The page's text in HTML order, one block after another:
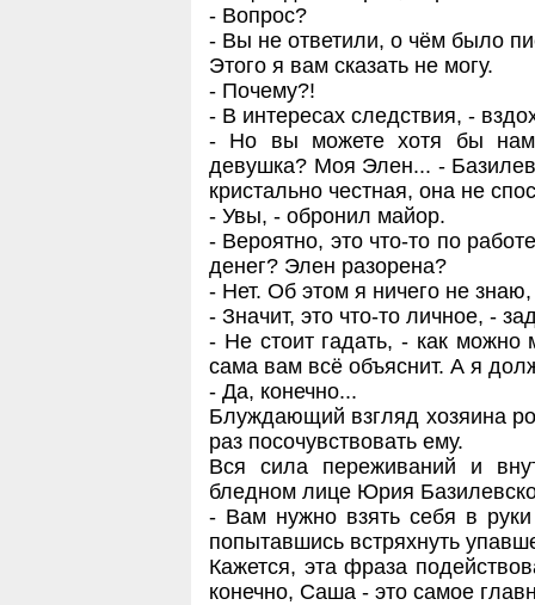
- Вопрос?
- Вы не ответили, о чём было
Этого я вам сказать не могу.
- Почему?!
- В интересах следствия, -
- Но вы можете хотя бы
девушка? Моя Элен... -
кристально честная, она не
- Увы, - обронил майор.
- Вероятно, это что-то по
денег? Элен разорена?
- Нет. Об этом я ничего не
- Значит, это что-то личное, -
- Не стоит гадать, - как можно
сама вам всё объяснит. А я
- Да, конечно...
Блуждающий взгляд хозяина
раз посочувствовать ему.
Вся сила переживаний и
бледном лице Юрия
- Вам нужно взять себя в
попытавшись встряхнуть
Кажется, эта фраза
конечно, Саша - это самое